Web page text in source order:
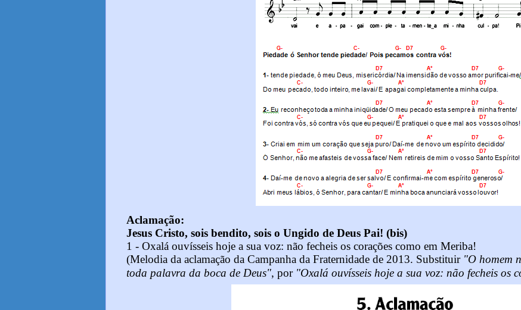
Aclamação:
Jesus Cristo, sois bendito, sois o Ungido de Deus Pai! (bis)
1 - Oxalá ouvísseis hoje a sua voz: não fecheis os corações como em Meriba!
(Melodia da aclamação da Campanha da Fraternidade de 2013. Substituir "O homem
toda palavra da boca de Deus", por "Oxalá ouvísseis hoje a sua voz: não fecheis os